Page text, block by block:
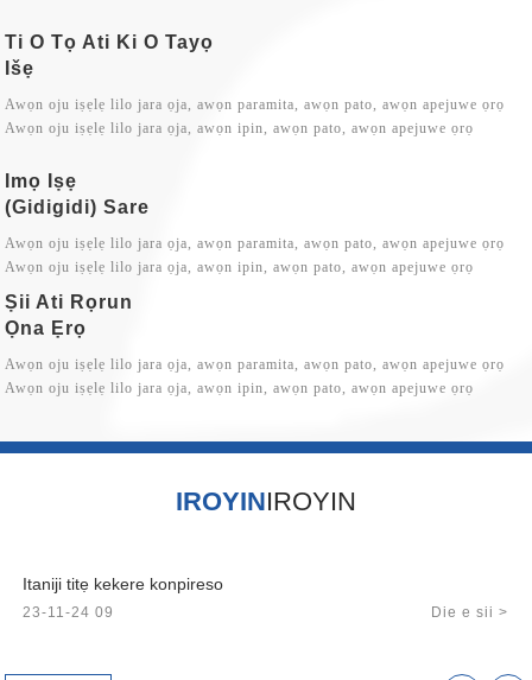
Ti O Tọ Ati Ki O Tayọ
Išẹ
Awọn oju iṣẹlẹ lilo jara ọja, awọn paramita, awọn pato, awọn apejuwe ọrọ
Awọn oju iṣẹlẹ lilo jara ọja, awọn ipin, awọn pato, awọn apejuwe ọrọ
Imọ Iṣẹ
(gidigidi) Sare
Awọn oju iṣẹlẹ lilo jara ọja, awọn paramita, awọn pato, awọn apejuwe ọrọ
Awọn oju iṣẹlẹ lilo jara ọja, awọn ipin, awọn pato, awọn apejuwe ọrọ
Ṣii Ati Rọrun
Ọna Ẹrọ
Awọn oju iṣẹlẹ lilo jara ọja, awọn paramita, awọn pato, awọn apejuwe ọrọ
Awọn oju iṣẹlẹ lilo jara ọja, awọn ipin, awọn pato, awọn apejuwe ọrọ
IROYINIROYIN
Itaniji titẹ kekere konpireso
23-11-24 09 Die e sii >